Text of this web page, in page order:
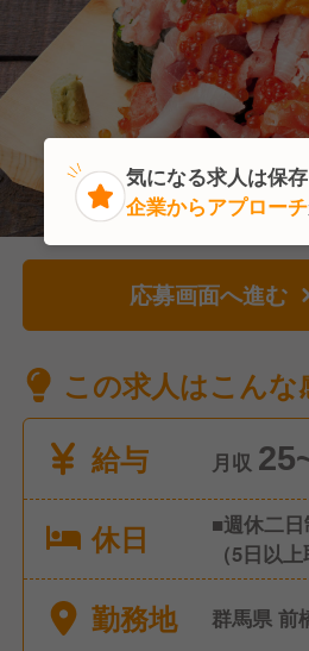
応募画面へ進む
この求人はこんな
給与
月収
休日
■週休二
（5日以
取りやす
■冬季休暇
勤務地 群馬県 前
気になる求人は保存
企業からアプローチ